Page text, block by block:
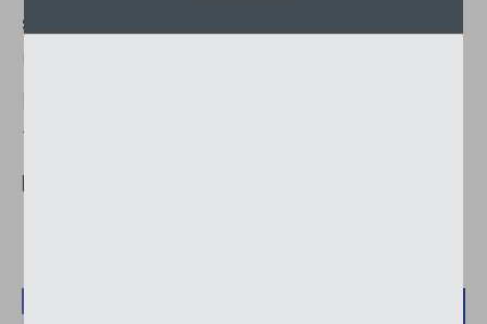
sich harmonisch in unterschiedliche
Teleskopmast höchsten Ansprüchen im
professionellen Einsatz gerecht werden.